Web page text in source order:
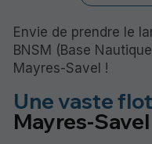
Envie de prendre le
BNSM (Base
Mayres-Savel !
Une vaste
Mayres-Savel